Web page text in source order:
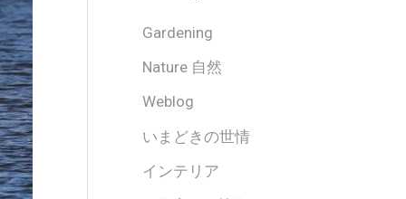
Gardening
Nature 自然
Weblog
いまどきの世情
インテリア